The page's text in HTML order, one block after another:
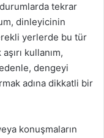
tekrar
dinleyicinin
yerlerde bu tür
kullanım,
dengeyi
adına dikkatli bir
konuşmaların